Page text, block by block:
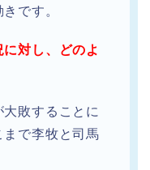
です。
対し、どのよ
敗することに
で李牧と司馬